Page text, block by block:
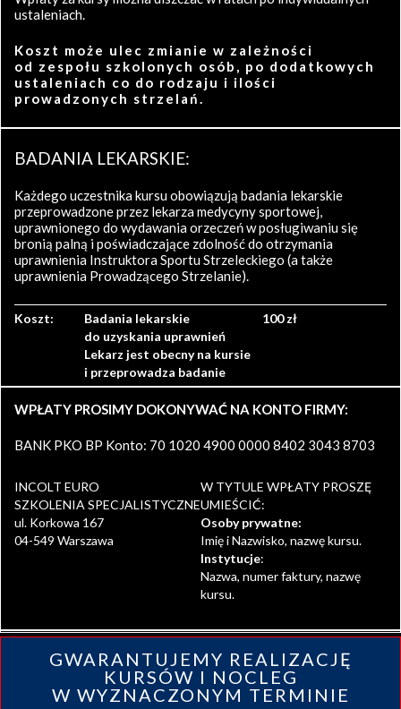
ustaleniach.
Koszt może ulec zmianie w zależności
od zespołu szkolonych osób, po dodatkowych
ustaleniach co do rodzaju i ilości
prowadzonych strzelań.
BADANIA LEKARSKIE:
Każdego uczestnika kursu obowiązują badania lekarskie
przeprowadzone przez lekarza medycyny sportowej,
uprawnionego do wydawania orzeczeń w posługiwaniu się
bronią palną i poświadczające zdolność do otrzymania
uprawnienia Instruktora Sportu Strzeleckiego (a także
uprawnienia Prowadzącego Strzelanie).
Koszt:
Badania lekarskie
do uzyskania uprawnień
Lekarz jest obecny na kursie
i przeprowadza badanie
100 zł
WPŁATY PROSIMY DOKONYWAĆ NA KONTO FIRMY:
BANK PKO BP Konto: 70 1020 4900 0000 8402 3043 8703
INCOLT EURO
SZKOLENIA SPECJALISTYCZNE
ul. Korkowa 167
04-549 Warszawa
W TYTULE WPŁATY PROSZĘ
UMIEŚCIĆ:
Osoby prywatne:
Imię i Nazwisko, nazwę kursu.
Instytucje:
Nazwa, numer faktury, nazwę
kursu.
GWARANTUJEMY REALIZACJĘ
KURSÓW I NOCLEG
W WYZNACZONYM TERMINIE